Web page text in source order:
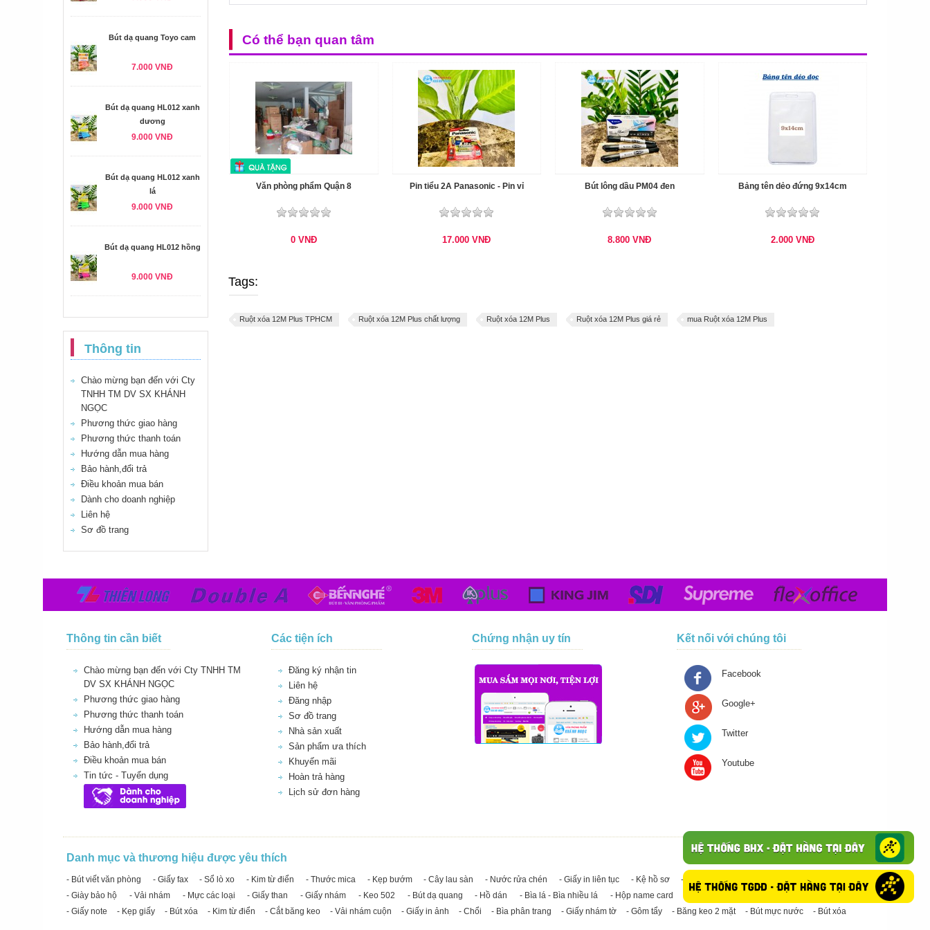
Bút dạ quang Toyo cam
7.000 VNĐ
Bút dạ quang HL012 xanh
dương
9.000 VNĐ
Bút dạ quang HL012 xanh
lá
9.000 VNĐ
Bút dạ quang HL012 hồng
9.000 VNĐ
Thông tin
Chào mừng bạn đến với Cty
TNHH TM DV SX KHÁNH
NGỌC
Phương thức giao hàng
Phương thức thanh toán
Hướng dẫn mua hàng
Bảo hành,đổi trả
Điều khoản mua bán
Dành cho doanh nghiệp
Liên hệ
Sơ đồ trang
Có thể bạn quan tâm
Văn phòng phẩm Quận 8
0 VNĐ
Pin tiểu 2A Panasonic - Pin vỉ
17.000VNĐ
Bút lông dầu PM04 đen
8.800VNĐ
Bảng tên dẻo đứng 9x14cm
2.000 VNĐ
Tags:
Ruột xóa 12M Plus TPHCM Ruột xóa 12M Plus chất lượng Ruột xóa 12M Plus Ruột xóa 12M Plus giá rẻ mua Ruột xóa 12M Plus
Thông tin cần biết
Chào mừng bạn đến với Cty TNHH TM
DV SX KHÁNH NGỌC
Phương thức giao hàng
Phương thức thanh toán
Hướng dẫn mua hàng
Bảo hành,đổi trả
Điều khoản mua bán
Tin tức - Tuyển dụng
Các tiện ích
Đăng ký nhận tin
Liên hệ
Đăng nhập
Sơ đồ trang
Nhà sản xuất
Sản phẩm ưa thích
Khuyến mãi
Hoàn trả hàng
Lịch sử đơn hàng
Chứng nhận uy tín Kết nối với chúng tôi
Facebook
Google+
Twitter
Youtube
Danh mục và thương hiệu được yêu thích
- Bút viết văn phòng - Giấy fax - Sổ lò xo - Kim từ điển - Thước mica - Kẹp bướm - Cây lau sàn - Nước rửa chén - Giấy in liên tục - Kệ hồ sơ - Giấy in A4
- Băng keo trong - Băng keo đục
- Giày bảo hộ
- Vải nhám - Mực các loại - Giấy than - Giấy nhám - Keo 502 - Bút dạ quang - Hồ dán - Bìa lá - Bìa nhiều lá - Hộp name card - Giấy in A3 - Giấy vệ sinh
- Keo Silicone
- Giấy note
- Kẹp giấy - Bút xóa - Kim từ điển - Cắt băng keo - Vải nhám cuộn - Giấy in ảnh - Chổi - Bìa phân trang - Giấy nhám tờ - Gôm tẩy - Băng keo 2 mặt - Bút mực nước - Bút xóa